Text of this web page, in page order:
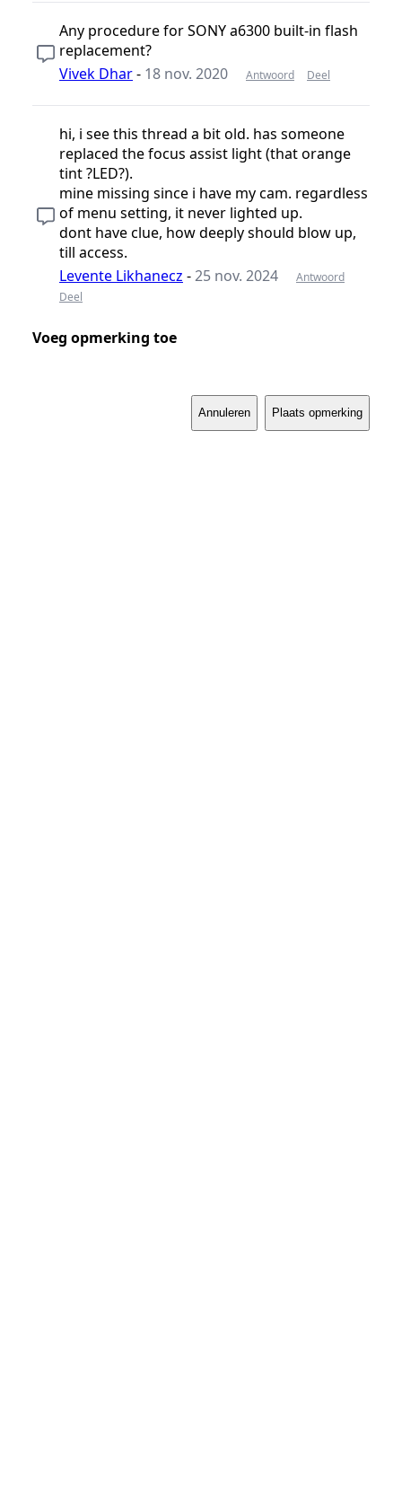
Any procedure for SONY a6300 built-in flash
replacement?
Vivek Dhar- 18 nov. 2020 Antwoord Deel
hi, i see this thread a bit old. has someone
replaced the focus assist light (that orange
tint ?LED?).
mine missing since i have my cam. regardless
of menu setting, it never lighted up.
dont have clue, how deeply should blow up,
till access.
Levente Likhanecz -25 nov. 2024
Antwoord
Deel
Voeg opmerking toe
Annuleren Plaats opmerking